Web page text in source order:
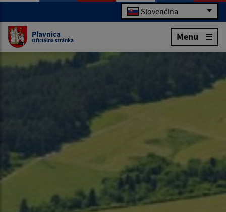
Slovenčina
Plavnica
Oficiálna stránka Menu